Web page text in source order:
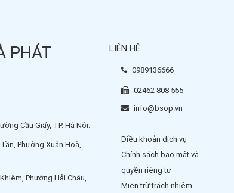
tương tự. Tin vui là: bạn
thông qua các hệ thống
chính thức.
định cư EB-5, sự
này không chỉ là con
PHÁT
Cầu Giấy, TP. Hà Nội.
Phường Xuân Hoà,
Phường Hải Châu,
LIÊN HỆ
0989136666
02462 808 555
info@bsop.vn
Điều khoản dịch vụ
Chính sách bảo mật và
quyền riêng tư
Miễn trừ trách nhiệm